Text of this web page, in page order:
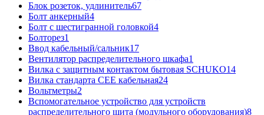
Блок розеток, удлинитель67
Болт анкерный4
Болт с шестигранной головкой4
Болторез1
Ввод кабельный/сальник17
Вентилятор распределительного шкафа1
Вилка с защитным контактом бытовая SCHUKO14
Вилка стандарта CEE кабельная24
Вольтметры2
Вспомогательное устройство для устройств
распределительного щита (модульного оборудования)8